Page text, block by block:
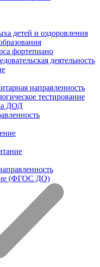
детей и оздоровления
фортепиано
деятельность
направленность
тестирование
ДОД
(ФГОС ДО)